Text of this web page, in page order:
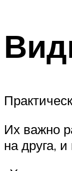
Их важно
на друга,